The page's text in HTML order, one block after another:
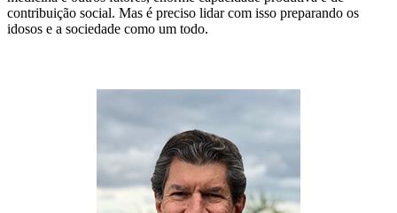
contribuição social. Mas é preciso lidar com isso preparando os
idosos e a sociedade como um todo.